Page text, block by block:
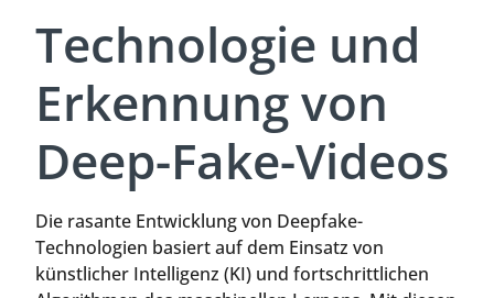
Technologie und
Erkennung von
Deep-Fake-Videos
Die rasante Entwicklung von Deepfake-
Technologien basiert auf dem Einsatz von
künstlicher Intelligenz (KI) und fortschrittlichen